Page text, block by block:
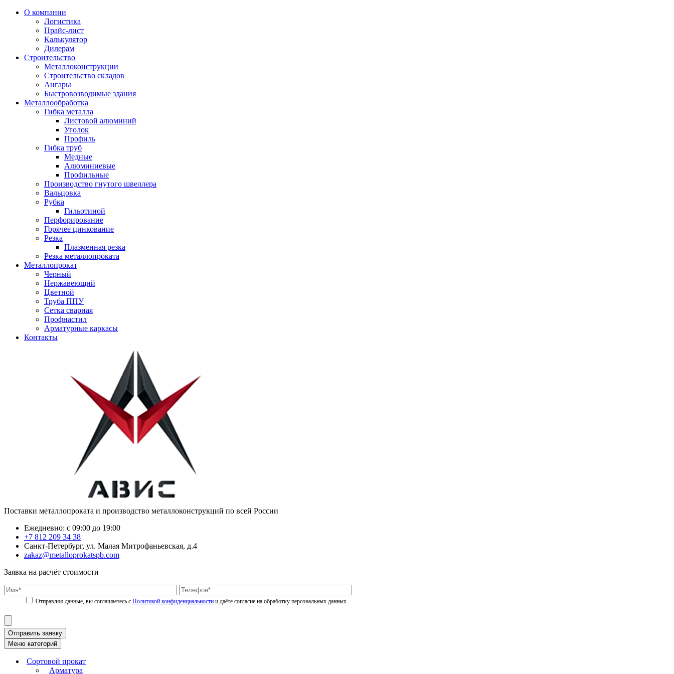
О компании
Логистика
Прайс-лист
Калькулятор
Дилерам
Строительство
Металлоконструкции
Строительство складов
Ангары
Быстровозводимые здания
Металлообработка
Гибка металла
Листовой алюминий
Уголок
Профиль
Гибка труб
Медные
Алюминиевые
Профильные
Производство гнутого швеллера
Вальцовка
Рубка
Гильотиной
Перфорирование
Горячее цинкование
Резка
Плазменная резка
Резка металлопроката
Металлопрокат
Черный
Нержавеющий
Цветной
Труба ППУ
Сетка сварная
Профнастил
Арматурные каркасы
Контакты
Поставки металлопроката и производство металлоконструкций по всей России
Ежедневно: с 09:00 до 19:00
+7 812 209 34 38
Санкт-Петербург, ул. Малая Митрофаньевская, д.4
zakaz@metalloprokatspb.com
Заявка на расчёт стоимости
Политикой конфиденциальности
Отправить заявку
Меню категорий
Сортовой прокат
Арматура